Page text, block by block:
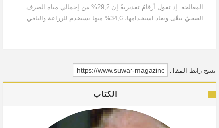
المعالجة. إذ تقول أرقامٌ تقديريةٌ إن 29,2% من إجمالي مياه الصرف
الصحيّ تنقّى ويعاد استخدامها، 34,6% منها تستخدم للزراعة والباقي
نسخ رابط المقال
الكتاب